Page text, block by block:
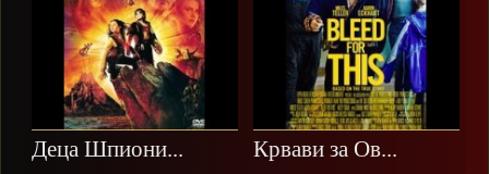
Деца Шпиони... Крвави за Ов...